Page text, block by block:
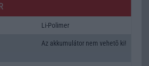
Li-Polimer
Az akkumulátor nem vehetõ ki!